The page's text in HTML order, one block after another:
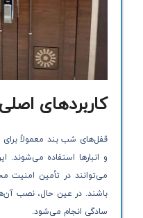
کاربردهای
قفل‌های شب‌ بند معمولاً برای
و انبارها استفاده
می‌توانند در تأمین
باشند. در عین حال، نصب
سادگی انجام می‌شود.